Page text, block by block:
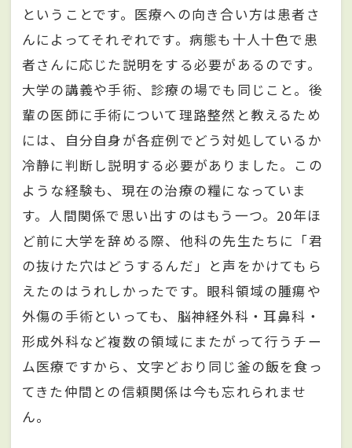
ということです。医療への向き合い方は患者さ
んによってそれぞれです。病態も十人十色で患
者さんに応じた説明をする必要があるのです。
大学の講義や手術、診療の場でも同じこと。後
輩の医師に手術について理路整然と教えるため
には、自分自身が各症例でどう対処しているか
冷静に判断し説明する必要がありました。この
ような経験も、現在の治療の糧になっていま
す。人間関係で思い出すのはもう一つ。20年ほ
ど前に大学を辞める際、他科の先生たちに「君
の抜けた穴はどうするんだ」と声をかけてもら
えたのはうれしかったです。眼科領域の腫瘍や
外傷の手術といっても、脳神経外科・耳鼻科・
形成外科など複数の領域にまたがって行うチー
ム医療ですから、文字どおり同じ釜の飯を食っ
てきた仲間との信頼関係は今も忘れられませ
ん。